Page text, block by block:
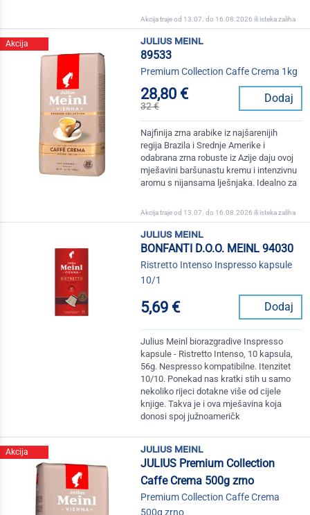
Akcija traje od 13.07. do 16.08.2026 ili isteka zaliha
Akcija
julius meinl
89533
Premium Collection Caffe Crema 1kg
28,80 €
32 €
Dodaj
Najfinija zrna arabike iz najšarenijih
regija Brazila i Srednje Amerike i
odabrana zrna robuste iz Azije daju ovoj
mješavini baršunastu kremu i intenzivnu
aromu s nijansama lješnjaka. Idealno za
Akcija traje od 13.07. do 16.08.2026 ili isteka zaliha
julius meinl
BONFANTI D.O.O. MEINL 94030
Ristretto Intenso Inspresso kapsule
10/1
5,69 € Dodaj
Julius Meinl biorazgradive Inspresso
kapsule - Ristretto Intenso, 10 kapsula,
56g. Nespresso kompatibilne. Itenzitet
10/10. Ponekad nas kratki stih u samo
nekoliko rijeci dotakne više od cijele
knjige. Takva je i ova mješavina koja
donosi spoj južnoameričk
Akcija
julius meinl
JULIUS Premium Collection
Caffe Crema 500g zrno
Premium Collection Caffe Crema
500g zrno